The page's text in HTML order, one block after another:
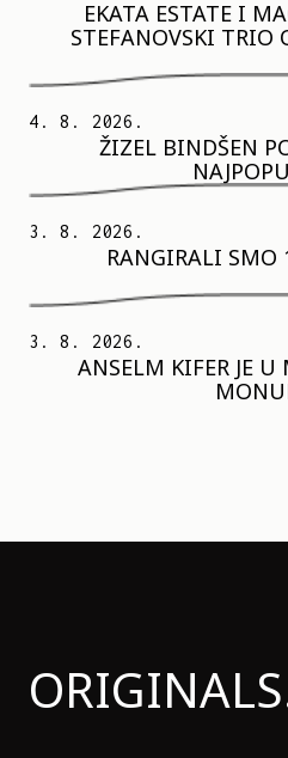
EKATA ESTATE I
STEFANOVSKI TRIO
4. 8. 2026.
ŽIZEL BINDŠEN
3. 8. 2026.
RANGIRALI SMO
3. 8. 2026.
ANSELM KIFER JE